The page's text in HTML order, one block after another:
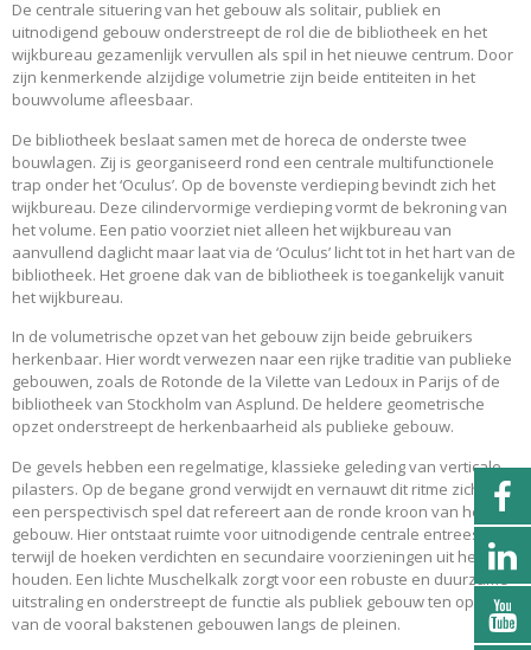
De centrale situering van het gebouw als solitair, publiek en
uitnodigend gebouw onderstreept de rol die de bibliotheek en het
wijkbureau gezamenlijk vervullen als spil in het nieuwe centrum. Door
zijn kenmerkende alzijdige volumetrie zijn beide entiteiten in het
bouwvolume afleesbaar.
De bibliotheek beslaat samen met de horeca de onderste twee
bouwlagen. Zij is georganiseerd rond een centrale multifunctionele
trap onder het ‘Oculus’. Op de bovenste verdieping bevindt zich het
wijkbureau. Deze cilindervormige verdieping vormt de bekroning van
het volume. Een patio voorziet niet alleen het wijkbureau van
aanvullend daglicht maar laat via de ‘Oculus’ licht tot in het hart van de
bibliotheek. Het groene dak van de bibliotheek is toegankelijk vanuit
het wijkbureau.
In de volumetrische opzet van het gebouw zijn beide gebruikers
herkenbaar. Hier wordt verwezen naar een rijke traditie van publieke
gebouwen, zoals de Rotonde de la Vilette van Ledoux in Parijs of de
bibliotheek van Stockholm van Asplund. De heldere geometrische
opzet onderstreept de herkenbaarheid als publieke gebouw.
De gevels hebben een regelmatige, klassieke geleding van verticale
pilasters. Op de begane grond verwijdt en vernauwt dit ritme zich tot
een perspectivisch spel dat refereert aan de ronde kroon van het
gebouw. Hier ontstaat ruimte voor uitnodigende centrale entrees,
terwijl de hoeken verdichten en secundaire voorzieningen uit het zicht
houden. Een lichte Muschelkalk zorgt voor een robuste en duurzame
uitstraling en onderstreept de functie als publiek gebouw ten opzichte
van de vooral bakstenen gebouwen langs de pleinen.